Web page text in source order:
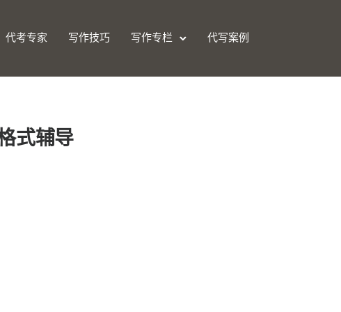
代考专家 写作技巧 写作专栏 代写案例
式辅导